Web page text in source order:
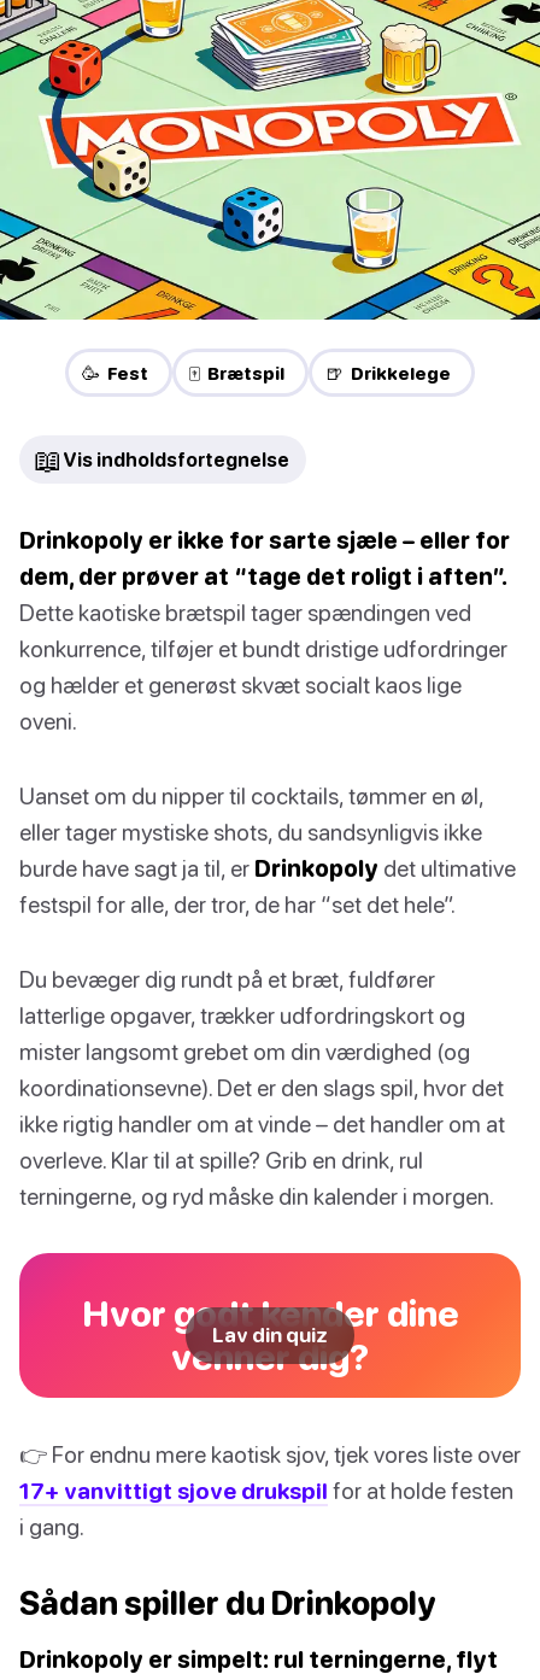
🥳 Fest 🀄 Brætspil 🍺 Drikkelege
📖 Vis indholdsfortegnelse
Drinkopoly er ikke for sarte sjæle – eller for
dem, der prøver at “tage det roligt i aften”.
Dette kaotiske brætspil tager spændingen ved
konkurrence, tilføjer et bundt dristige udfordringer
og hælder et generøst skvæt socialt kaos lige
oveni.
Uanset om du nipper til cocktails, tømmer en øl,
eller tager mystiske shots, du sandsynligvis ikke
burde have sagt ja til, er Drinkopoly det ultimative
festspil for alle, der tror, de har “set det hele”.
Du bevæger dig rundt på et bræt, fuldfører
latterlige opgaver, trækker udfordringskort og
mister langsomt grebet om din værdighed (og
koordinationsevne). Det er den slags spil, hvor det
ikke rigtig handler om at vinde – det handler om at
overleve. Klar til at spille? Grib en drink, rul
terningerne, og ryd måske din kalender i morgen.
Hvor godt kender dine
venner dig?
Lav din quiz
👉 For endnu mere kaotisk sjov, tjek vores liste over
17+ vanvittigt sjove drukspil for at holde festen
i gang.
Sådan spiller du Drinkopoly
Drinkopoly er simpelt: rul terningerne, flyt